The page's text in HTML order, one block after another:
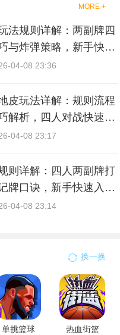
MORE +
法规则详解：两副牌四
与炸弹策略，新手快速
04-08 23:36
皮玩法详解：规则流程
解析，四人对战快速入
04-08 23:17
则详解：四人两副牌打
牌口诀，新手快速入门
04-08 23:14
换一换
单挑篮球
热血街篮